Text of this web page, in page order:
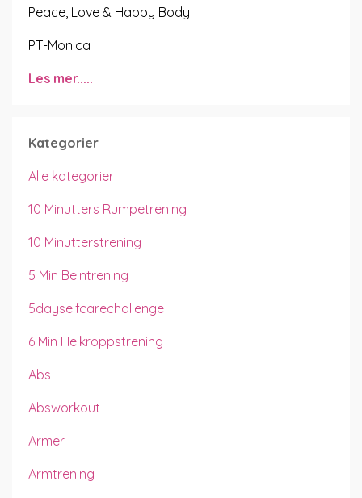
Peace, Love & Happy Body
PT-Monica
Les mer.....
Kategorier
Alle kategorier
10 Minutters Rumpetrening
10 Minutterstrening
5 Min Beintrening
5dayselfcarechallenge
6 Min Helkroppstrening
Abs
Absworkout
Armer
Armtrening